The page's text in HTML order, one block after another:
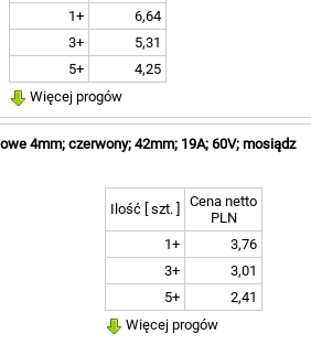
61mm [ 5 ]
62,5mm [ 1 ]
63,5mm [ 2 ]
64mm [ 5 ]
66mm [ 2 ]
73mm [ 2 ]
80,5mm [ 2 ]
97,5mm [ 2 ]
1+
6,64
3+
5,31
5+
4,25
Więcej progów
4mm; czerwony; 42mm; 19A; 60V; mosiądz
Ilość [ szt. ]
Cena netto
PLN
1+
3,76
3+
3,01
5+
2,41
Więcej progów